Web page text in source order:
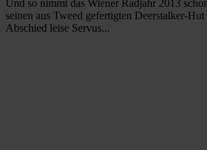
Und so nimmt das Wiener Radjahr 2013
seinen aus Tweed gefertigten Deerstalker-Hut
Abschied leise Servus...